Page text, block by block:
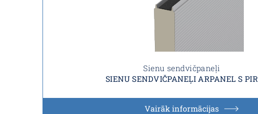
Sienu sendvičpaneļi
SIENU SENDVIČPANEĻI ARPANEL S PIR
Vairāk informācijas